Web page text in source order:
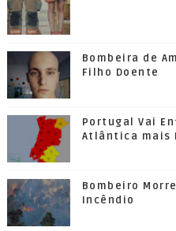
Bombeira de
Filho Doente
Portugal Vai
Atlântica mais
Bombeiro
Incêndio